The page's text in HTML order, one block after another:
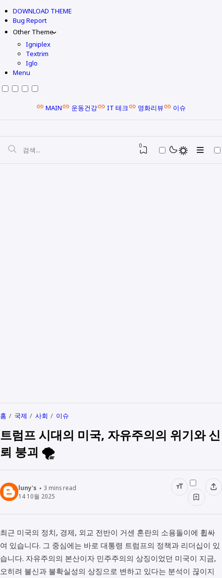
DOWNLOAD THEME
Bug Report
Other Theme
Igniplex
Textrim
Iglo
Menu
MAIN 운동건강 IT 테크 영화리뷰 이슈
0
홈 국제 사회 이슈
트럼프 시대의 미국, 자유주의의 위기와 신
뢰 붕괴 🌪️
luny's 3 mins read
14 10월 2025
최근 미국의 정치, 경제, 외교 전반이 거센 혼란의 소용돌이에 휩싸
여 있습니다. 그 중심에는 바로 대통령 트럼프의 정책과 리더십이 있
습니다. 자유주의의 본산이자 민주주의의 상징이었던 미국이 지금,
오히려 불신과 불확실성의 상징으로 변하고 있다는 분석이 끊이지